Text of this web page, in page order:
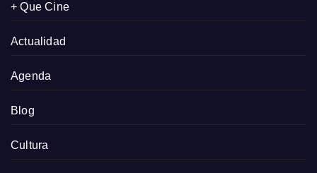
+ Que Cine
Actualidad
Agenda
Blog
Cultura